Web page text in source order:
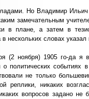
Но Владимир
замечательным
в плане, а затем в
нескольких словах
(2 ноября) 1905 го-да
политических событиях
не только
никаких
вопросов задано